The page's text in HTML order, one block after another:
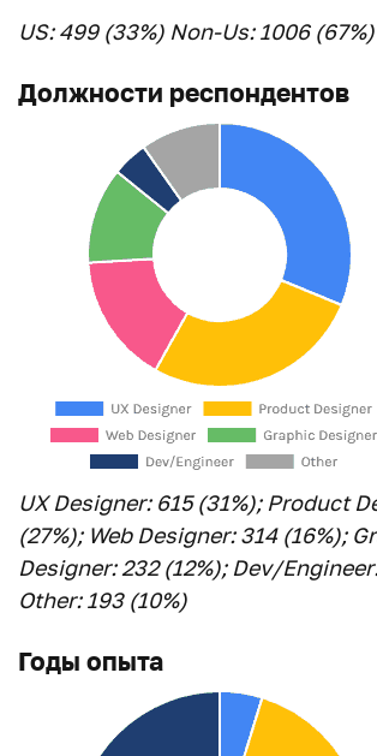
US: 499 (33%) Non-Us: 1006 (67%)
Должности респондентов
UX Designer: 615 (31%); Product
(27%); Web Designer: 314 (16%);
Designer: 232 (12%); Dev/
Other: 193 (10%)
Годы опыта